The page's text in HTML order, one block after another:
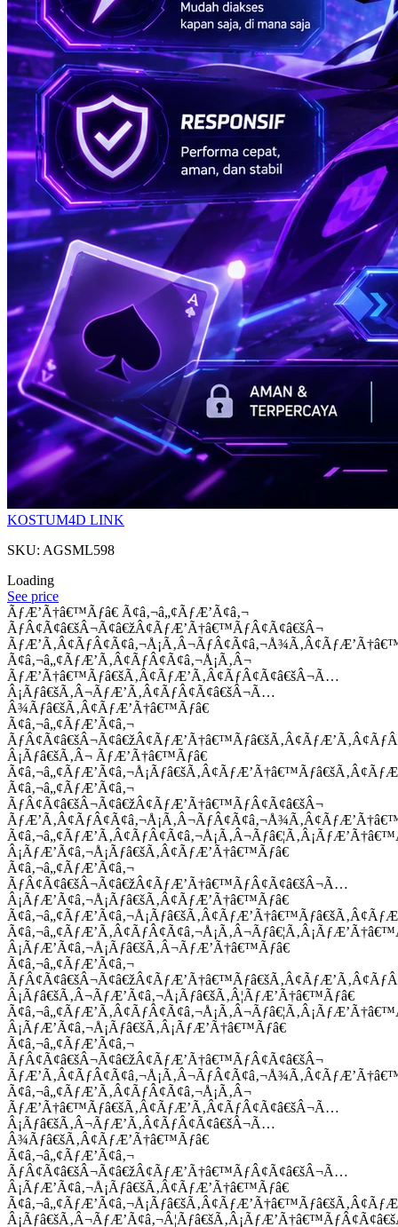
KOSTUM4D LINK
SKU: AGSML598
Loading
See price
ÃƒÆ’Ã†â€™Ãƒâ€ Ã¢â‚¬â„¢ÃƒÆ’Ã¢â‚¬
ÃƒÂ¢Ã¢â€šÂ¬Ã¢â€žÂ¢ÃƒÆ’Ã†â€™ÃƒÂ¢Ã¢â€šÂ¬
Ã¢â‚¬â„¢ÃƒÆ’Ã‚Â¢ÃƒÂ¢Ã¢â‚¬Å¡Ã‚Â¬
ÃƒÆ’Ã†â€™Ãƒâ€šÃ‚Â¢ÃƒÆ’Ã‚Â¢ÃƒÂ¢Ã¢â€šÂ¬Ã…
Â¡Ãƒâ€šÃ‚Â¬ÃƒÆ’Ã‚Â¢ÃƒÂ¢Ã¢â€šÂ¬Ã…
Â¾Ãƒâ€šÃ‚Â¢ÃƒÆ’Ã†â€™Ãƒâ€
Ã¢â‚¬â„¢ÃƒÆ’Ã¢â‚¬
Â¡Ãƒâ€šÃ‚Â¬ ÃƒÆ’Ã†â€™Ãƒâ€
Ã¢â‚¬â„¢ÃƒÆ’Ã¢â‚¬
ÃƒÂ¢Ã¢â€šÂ¬Ã¢â€žÂ¢ÃƒÆ’Ã†â€™ÃƒÂ¢Ã¢â€šÂ¬
Â¡ÃƒÆ’Ã¢â‚¬Å¡Ãƒâ€šÃ‚Â¢ÃƒÆ’Ã†â€™Ãƒâ€
Ã¢â‚¬â„¢ÃƒÆ’Ã¢â‚¬
ÃƒÂ¢Ã¢â€šÂ¬Ã¢â€žÂ¢ÃƒÆ’Ã†â€™ÃƒÂ¢Ã¢â€šÂ¬Ã…
Â¡ÃƒÆ’Ã¢â‚¬Å¡Ãƒâ€šÃ‚Â¢ÃƒÆ’Ã†â€™Ãƒâ€
Â¡ÃƒÆ’Ã¢â‚¬Å¡Ãƒâ€šÃ‚Â¬ÃƒÆ’Ã†â€™Ãƒâ€
Ã¢â‚¬â„¢ÃƒÆ’Ã¢â‚¬
Â¡Ãƒâ€šÃ‚Â¬ÃƒÆ’Ã¢â‚¬Å¡Ãƒâ€šÃ‚Â¦ÃƒÆ’Ã†â€™Ãƒâ€
Â¡ÃƒÆ’Ã¢â‚¬Å¡Ãƒâ€šÃ‚Â¡ÃƒÆ’Ã†â€™Ãƒâ€
Ã¢â‚¬â„¢ÃƒÆ’Ã¢â‚¬
ÃƒÂ¢Ã¢â€šÂ¬Ã¢â€žÂ¢ÃƒÆ’Ã†â€™ÃƒÂ¢Ã¢â€šÂ¬
Ã¢â‚¬â„¢ÃƒÆ’Ã‚Â¢ÃƒÂ¢Ã¢â‚¬Å¡Ã‚Â¬
ÃƒÆ’Ã†â€™Ãƒâ€šÃ‚Â¢ÃƒÆ’Ã‚Â¢ÃƒÂ¢Ã¢â€šÂ¬Ã…
Â¡Ãƒâ€šÃ‚Â¬ÃƒÆ’Ã‚Â¢ÃƒÂ¢Ã¢â€šÂ¬Ã…
Â¾Ãƒâ€šÃ‚Â¢ÃƒÆ’Ã†â€™Ãƒâ€
Ã¢â‚¬â„¢ÃƒÆ’Ã¢â‚¬
ÃƒÂ¢Ã¢â€šÂ¬Ã¢â€žÂ¢ÃƒÆ’Ã†â€™ÃƒÂ¢Ã¢â€šÂ¬Ã…
Â¡ÃƒÆ’Ã¢â‚¬Å¡Ãƒâ€šÃ‚Â¢ÃƒÆ’Ã†â€™Ãƒâ€